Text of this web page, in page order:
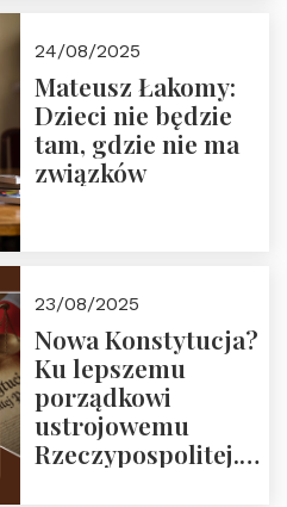
24/08/2025
Mateusz Łakomy:
Dzieci nie będzie
tam, gdzie nie ma
związków
23/08/2025
Nowa Konstytucja?
Ku lepszemu
porządkowi
ustrojowemu
Rzeczypospolitej.